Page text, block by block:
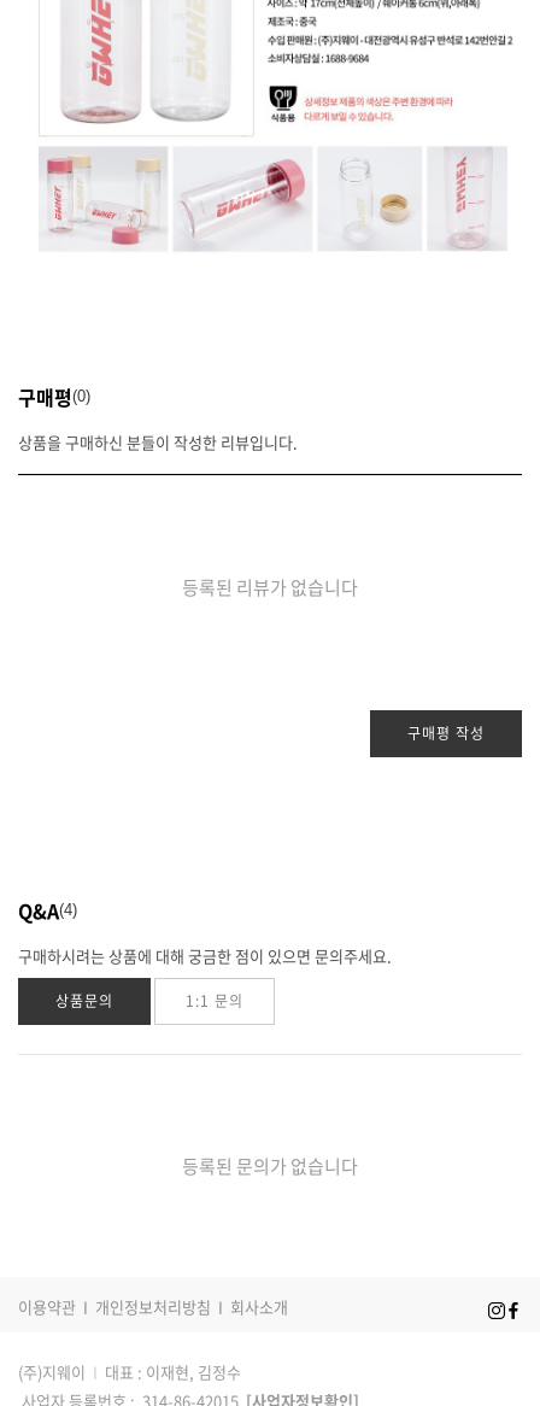
구매평 0
상품을 구매하신 분들이 작성한 리뷰입니다.
등록된 리뷰가 없습니다
구매평 작성
Q&A 4
구매하시려는 상품에 대해 궁금한 점이 있으면 문의주세요.
상품문의 1:1 문의
등록된 문의가 없습니다
이용약관 I 개인정보처리방침 I 회사소개
(주)지웨이 I 대표 : 이재현, 김정수
사업자 등록번호 : 314-86-42015 [사업자정보확인]